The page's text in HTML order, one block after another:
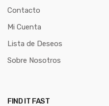
Contacto
Mi Cuenta
Lista de Deseos
Sobre Nosotros
FIND IT FAST